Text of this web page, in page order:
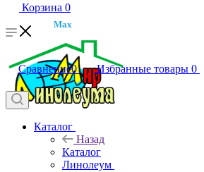
Корзина 0
Max
Сравнение0 Избранные товары 0
Каталог
Назад
Каталог
Линолеум